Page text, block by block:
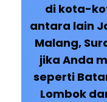
di kota-
antara lain
Malang,
jika Anda
seperti
Lombok